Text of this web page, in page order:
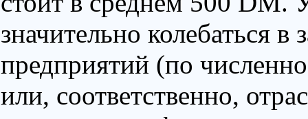
значительно колебаться в
предприятий (по
или, соответственно,